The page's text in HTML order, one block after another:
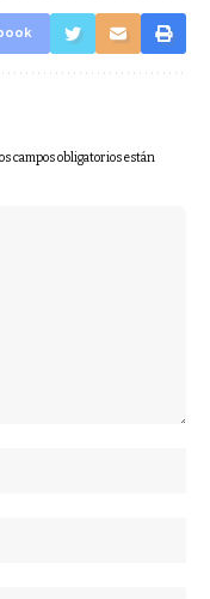
campos obligatorios están